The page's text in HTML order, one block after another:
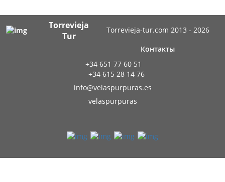
Torrevieja
Tur
Torrevieja-tur.com 2013 - 2026
Контакты
+34 651 77 60 51
+34 615 28 14 76
info@velaspurpuras.es
velaspurpuras